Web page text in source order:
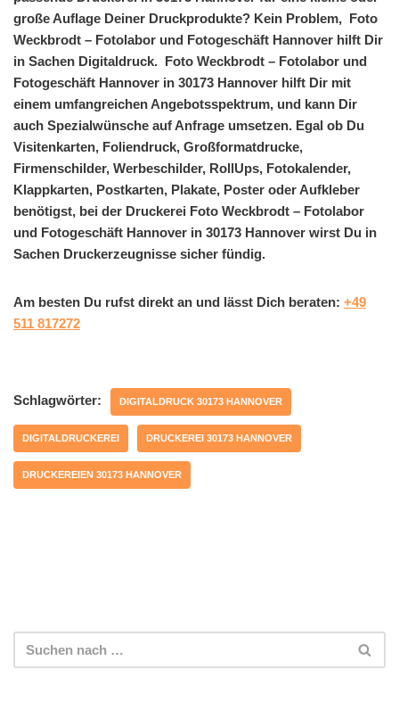
große Auflage Deiner Druckprodukte? Kein Problem, Foto
Weckbrodt – Fotolabor und Fotogeschäft Hannover hilft Dir
in Sachen Digitaldruck. Foto Weckbrodt – Fotolabor und
Fotogeschäft Hannover in 30173 Hannover hilft Dir mit
einem umfangreichen Angebotsspektrum, und kann Dir
auch Spezialwünsche auf Anfrage umsetzen. Egal ob Du
Visitenkarten, Foliendruck, Großformatdrucke,
Firmenschilder, Werbeschilder, RollUps, Fotokalender,
Klappkarten, Postkarten, Plakate, Poster oder Aufkleber
benötigst, bei der Druckerei Foto Weckbrodt – Fotolabor
und Fotogeschäft Hannover in 30173 Hannover wirst Du in
Sachen Druckerzeugnisse sicher fündig.
Am besten Du rufst direkt an und lässt Dich beraten: +49
511 817272
Schlagwörter: DIGITALDRUCK 30173 HANNOVER
DIGITALDRUCKEREI DRUCKEREI 30173 HANNOVER
DRUCKEREIEN 30173 HANNOVER